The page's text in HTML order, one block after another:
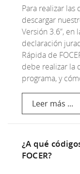
Para realizar
descargar
Versión 3.6”, en
declaración
Rápida de
debe realizar la
programa, y
Leer más ...
¿A qué
FOCER?